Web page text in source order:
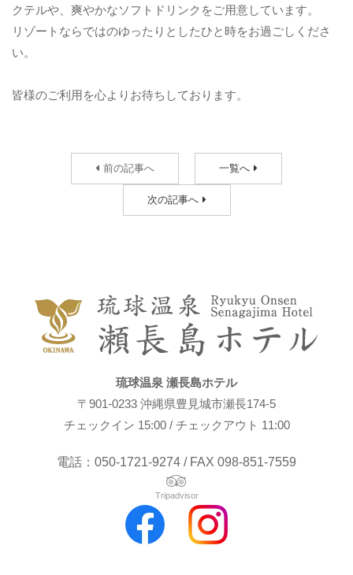
クテルや、爽やかなソフトドリンクをご用意しています。
リゾートならではのゆったりとしたひと時をお過ごしくださ
い。
皆様のご利用を心よりお待ちしております。
前の記事へ 一覧へ
次の記事へ
琉球温泉 瀬長島ホテル
〒901-0233 沖縄県豊見城市瀬長174-5
チェックイン 15:00 / チェックアウト 11:00
電話：050-1721-9274 / FAX 098-851-7559
Tripadvisor